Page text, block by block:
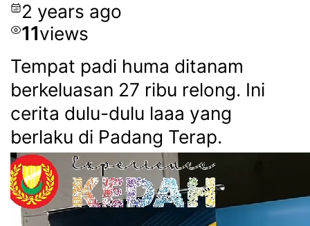
2 years ago
11views
Tempat padi huma ditanam
berkeluasan 27 ribu relong. Ini
cerita dulu-dulu laaa yang
berlaku di Padang Terap.